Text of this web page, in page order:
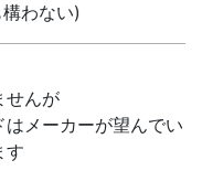
わない)
せんが
メーカーが望んでい
す